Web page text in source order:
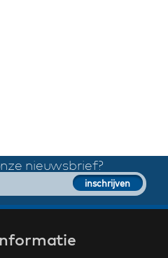
nieuwsbrief?